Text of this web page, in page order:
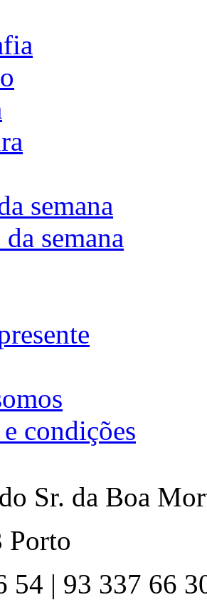
semana
semana
condições
Sr. da Boa
Porto
54 | 93 337 66